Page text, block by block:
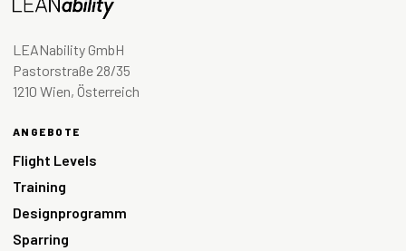
LEANability GmbH
Pastorstraße 28/35
1210 Wien, Österreich
ANGEBOTE
Flight Levels
Training
Designprogramm
Sparring